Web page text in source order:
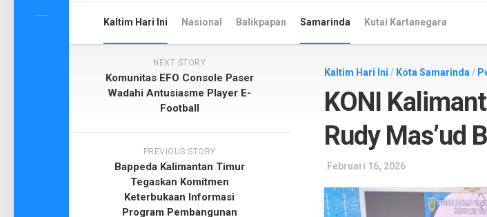
Kaltim Hari Ini Nasional Balikpapan Samarinda Kutai Kartanegara
Kaltim Hari Ini / Kota Samarinda /
KONI
Rudy Mas’ud
Februari 16, 2026
NEXT STORY
Komunitas EFO Console Paser
Wadahi Antusiasme Player E-
Football
PREVIOUS STORY
Bappeda Kalimantan Timur
Tegaskan Komitmen
Keterbukaan Informasi
Program Pembangunan